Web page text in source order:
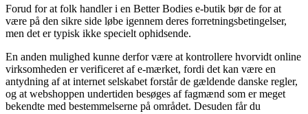
Forud for at folk handler i en Better Bodies e-butik bør de for at
være på den sikre side løbe igennem deres forretningsbetingelser,
men det er typisk ikke specielt ophidsende.
En anden mulighed kunne derfor være at kontrollere hvorvidt online
virksomheden er verificeret af e-mærket, fordi det kan være en
antydning af at internet selskabet forstår de gældende danske regler,
og at webshoppen undertiden besøges af fagmænd som er meget
bekendte med bestemmelserne på området. Desuden får du